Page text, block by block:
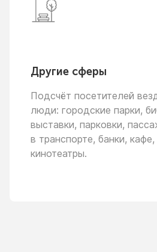
Другие сферы
Подсчёт посетителей
люди: городские парки,
выставки, парковки,
в транспорте, банки,
кинотеатры.